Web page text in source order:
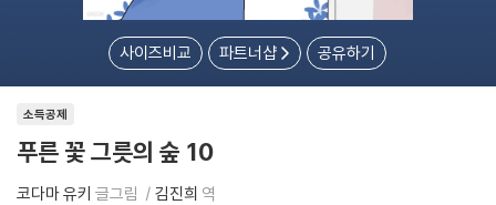
사이즈비교 파트너샵 공유하기
소득공제
푸른 꽃 그릇의 숲 10
코다마 유키 글그림 김진희 역